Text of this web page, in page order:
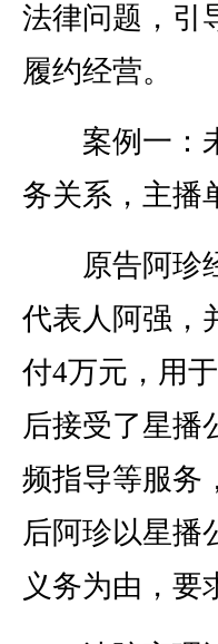
法律问题，引
履约经营。
案例一：未
务关系，主播
原告阿珍经
代表人阿强，
付4万元，用
后接受了星播
频指导等服务
后阿珍以星播
义务为由，要